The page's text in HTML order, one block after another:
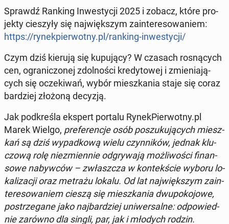
Sprawdź Ranking In­we­sty­cji 2025 i zobacz, które pro­
jek­ty cie­szy­ły się naj­więk­szym za­in­te­re­so­wa­niem:
https://ry­nek­pier­wot­ny.pl/ranking-in­we­sty­cji/
Czym dziś kierują się ku­pu­ją­cy? W czasach ro­sną­cych
cen, ogra­ni­czo­nej zdol­no­ści kre­dy­to­wej i zmie­nia­ją­
cych się ocze­ki­wań, wybór miesz­ka­nia staje się coraz
bar­dziej złożoną decyzją.
Jak pod­kre­śla ekspert portalu Ry­nek­Pier­wot­ny.pl
Marek Wielgo, pre­fe­ren­cje osób po­szu­ku­ją­cych miesz­
kań są dziś wy­pad­ko­wą wielu czyn­ni­ków, jednak klu­
czo­wą rolę nie­zmien­nie od­gry­wa­ją moż­li­wo­ści fi­nan­
so­we na­byw­ców – zwłasz­cza w kon­tek­ście wyboru lo­
ka­li­za­cji oraz metrażu lokalu. Od lat naj­więk­szym za­in­
te­re­so­wa­niem cieszą się miesz­ka­nia dwu­po­ko­jo­we,
po­strze­ga­ne jako naj­bar­dziej uni­wer­sal­ne: od­po­wied­
nie zarówno dla singli, par, jak i młodych rodzin.